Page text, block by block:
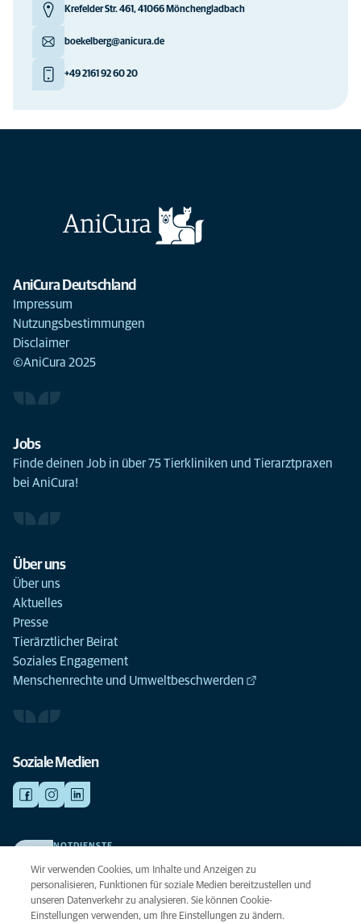
Krefelder Str. 461, 41066 Mönchengladbach
boekelberg@anicura.de
+49 2161 92 60 20
AniCura Deutschland
Impressum
Nutzungsbestimmungen
Disclaimer
©AniCura 2025
Jobs
Finde deinen Job in über 75 Tierkliniken und Tierarztpraxen
bei AniCura!
Über uns
Über uns
Aktuelles
Presse
Tierärztlicher Beirat
Soziales Engagement
Menschenrechte und Umweltbeschwerden
Soziale Medien
NOTDIENSTE
beste Versorgung verdient.
Wir verwenden Cookies, um Inhalte und Anzeigen zu
personalisieren, Funktionen für soziale Medien bereitzustellen und
unseren Datenverkehr zu analysieren. Sie können Cookie-
Einstellungen verwenden, um Ihre Einstellungen zu ändern.